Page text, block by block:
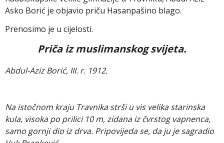
Asko Borić je objavio priču Hasanpašino blago.
Prenosimo je u cijelosti.
Priča iz muslimanskog svijeta.
Abdul-Aziz Borić, III. r. 1912.
Na istočnom kraju Travnika strši u vis velika starinska
kula, visoka po prilici 10 m, zidana iz čvrstog vapnenca,
samo gornji dio iz drva. Pripovijeda se, da ju je sagradio